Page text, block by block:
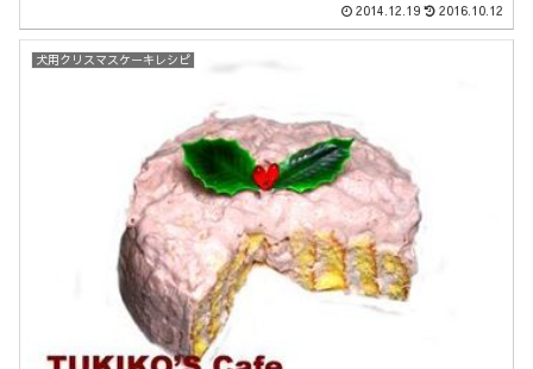
2014.12.19 2016.10.12
犬用クリスマスケーキレシピ